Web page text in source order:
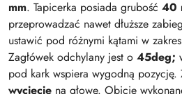
mm. Tapicerka posiada grubość 40
przeprowadzać nawet dłuższe
ustawić pod różnymi kątami w
Zagłówek odchylany jest o 45deg;
pod kark wspiera wygodną pozycję.
wycięcie na głowę. Obicie